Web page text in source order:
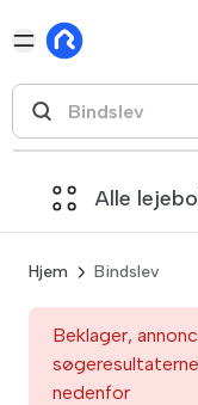
Alle
Hjem Bindslev
Beklager,
nedenfor